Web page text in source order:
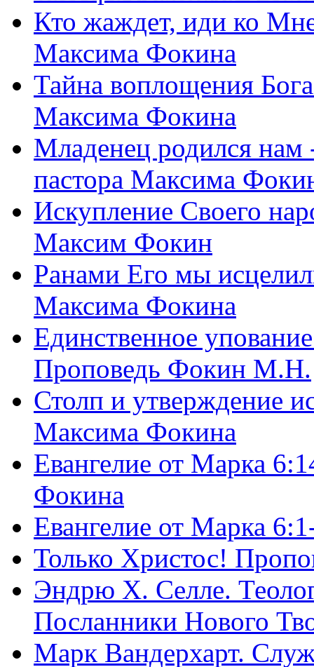
Кто жаждет, иди ко
Максима Фокина
Тайна воплощения
Максима Фокина
Младенец родился
пастора Максима
Искупление Своего
Максим Фокин
Ранами Его мы
Максима Фокина
Единственное
Проповедь Фокин М.Н.
Столп и утверждение
Максима Фокина
Евангелие от Марка
Фокина
Евангелие от Марка
Только Христос!
Эндрю Х. Селле.
Посланники Нового
Марк Вандерхарт.